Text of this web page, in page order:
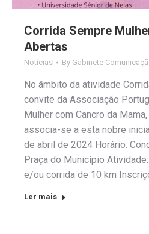
Corrida Sempre
Abertas
Notícias By Gabinete
No âmbito da atividade
convite da Associação
Mulher com Cancro da
associa-se a esta nobre
de abril de 2024 Horário:
Praça do Município
e/ou corrida de 10 km
Ler mais